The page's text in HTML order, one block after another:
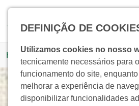
Skip to main navigation
Skip to main content
Skip to page footer
You are here:
Homepage Produtos
DEFINIÇÃO DE
Utilizamos cookies no nosso
tecnicamente necessários para
funcionamento do site,
melhorar a experiência de
disponibilizar funcionalidades